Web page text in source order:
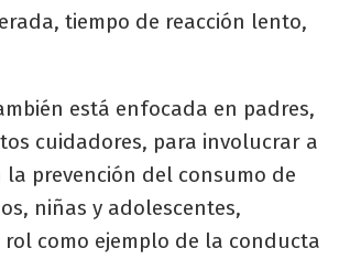
tiempo de reacción lento,
está enfocada en padres,
cuidadores, para involucrar a
la prevención del consumo de
niñas y adolescentes,
como ejemplo de la conducta